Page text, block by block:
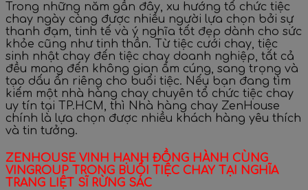
Trong những năm gần đây, xu hướng tổ chức tiệc
chay ngày càng được nhiều người lựa chọn bởi sự
thanh đạm, tinh tế và ý nghĩa tốt đẹp dành cho sức
khỏe cũng như tinh thần. Từ tiệc cưới chay, tiệc
sinh nhật chay đến tiệc chay doanh nghiệp, tất cả
đều mang đến không gian ấm cúng, sang trọng và
tạo dấu ấn riêng cho buổi tiệc. Nếu bạn đang tìm
kiếm một nhà hàng chay chuyên tổ chức tiệc chay
uy tín tại TP.HCM, thì Nhà hàng chay ZenHouse
chính là lựa chọn được nhiều khách hàng yêu thích
và tin tưởng.
ZENHOUSE VINH HẠNH ĐỒNG HÀNH CÙNG
VINGROUP TRONG BUỔI TIỆC CHAY TẠI NGHĨA
TRANG LIỆT SĨ RỪNG SÁC